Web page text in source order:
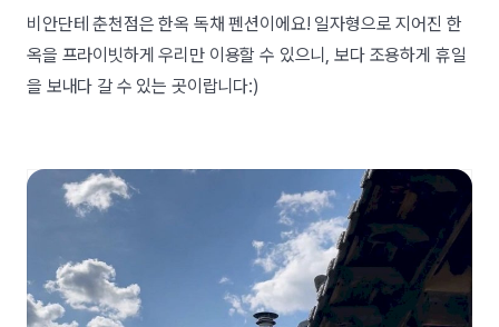
비안단테 춘천점은 한옥 독채 펜션이에요! 일자형으로 지어진 한
옥을 프라이빗하게 우리만 이용할 수 있으니, 보다 조용하게 휴일
을 보내다 갈 수 있는 곳이랍니다:)